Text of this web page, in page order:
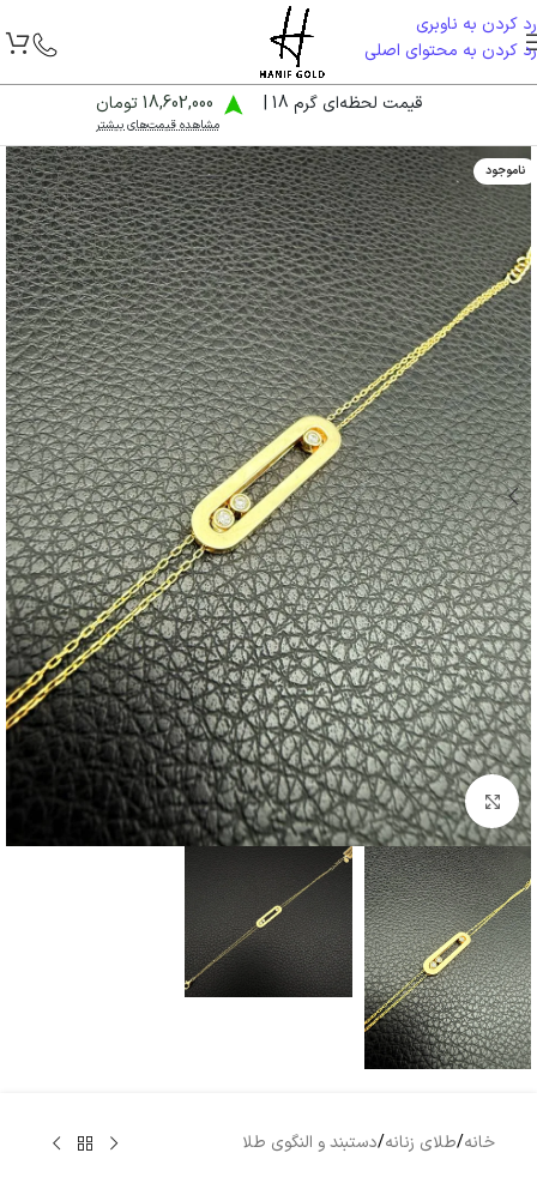
رد کردن به ناوبری
رد کردن به محتوای اصلی
قیمت لحظه‌ای گرم 18 | 18,602,000 تومان
مشاهده قیمت‌های بیشتر
ناموجود
بزرگنمایی تصویر
خانه/طلای زنانه/دستبند و النگوی طلا